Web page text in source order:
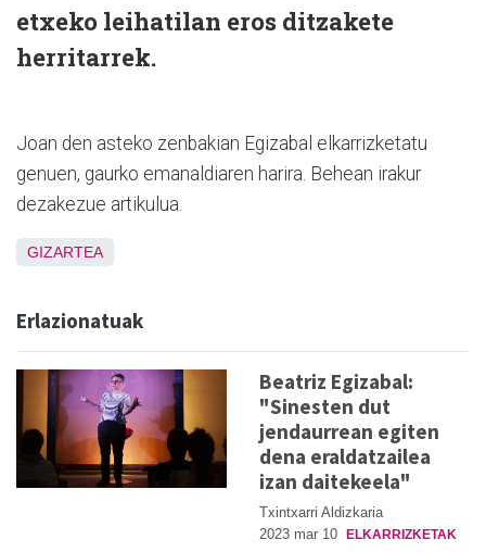
etxeko leihatilan eros ditzakete
herritarrek.
Joan den asteko zenbakian Egizabal elkarrizketatu
genuen, gaurko emanaldiaren harira. Behean irakur
dezakezue artikulua.
GIZARTEA
Erlazionatuak
Beatriz Egizabal:
"Sinesten dut
jendaurrean egiten
dena eraldatzailea
izan daitekeela"
Txintxarri Aldizkaria
2023 mar 10 ELKARRIZKETAK